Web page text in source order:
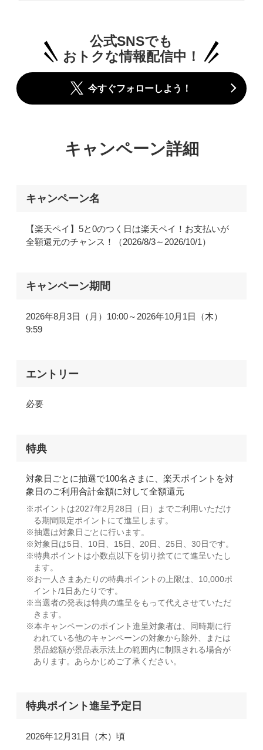
公式SNSでも
おトクな情報配信中！
今すぐフォローしよう！
キャンペーン詳細
キャンペーン名
【楽天ペイ】5と0のつく日は楽天ペイ！お支払いが
全額還元のチャンス！（2026/8/3～2026/10/1）
キャンペーン期間
2026年8月3日（月）10:00～2026年10月1日（木）
9:59
エントリー
必要
特典
対象日ごとに抽選で100名さまに、楽天ポイントを対
象日のご利用合計金額に対して全額還元
ポイントは2027年2月28日（日）までご利用いただけ
る期間限定ポイントにて進呈します。
抽選は対象日ごとに行います。
対象日は5日、10日、15日、20日、25日、30日です。
特典ポイントは小数点以下を切り捨てにて進呈いたし
ます。
お一人さまあたりの特典ポイントの上限は、10,000ポ
イント/1日あたりです。
当選者の発表は特典の進呈をもって代えさせていただ
きます。
本キャンペーンのポイント進呈対象者は、同時期に行
われている他のキャンペーンの対象から除外、または
景品総額が景品表示法上の範囲内に制限される場合が
あります。あらかじめご了承ください。
特典ポイント進呈予定日
2026年12月31日（木）頃